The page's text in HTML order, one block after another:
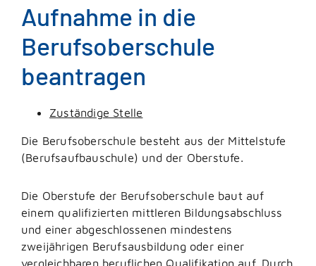
Aufnahme in die
Berufsoberschule
beantragen
Zuständige Stelle
Die Berufsoberschule besteht aus der Mittelstufe
(Berufsaufbauschule) und der Oberstufe.
Die Oberstufe der Berufsoberschule baut auf
einem qualifizierten mittleren Bildungsabschluss
und einer abgeschlossenen mindestens
zweijährigen Berufsausbildung oder einer
vergleichbaren beruflichen Qualifikation auf. Durch